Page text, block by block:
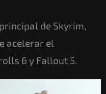
de Skyrim,
acelerar el
6 y Fallout 5.